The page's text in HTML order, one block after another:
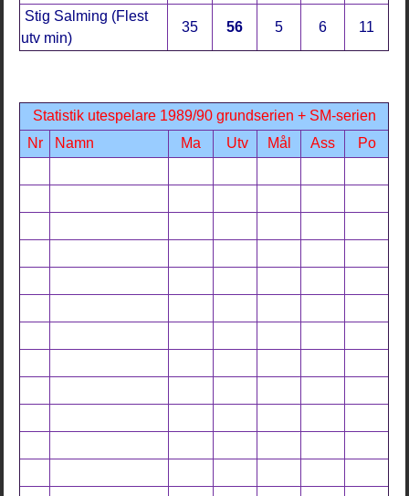
Stig Salming (Flest
utv min)
35 56 5 6 11
Statistik utespelare 1989/90 grundserien + SM-serien
Nr
Namn Ma Utv Mål Ass Po